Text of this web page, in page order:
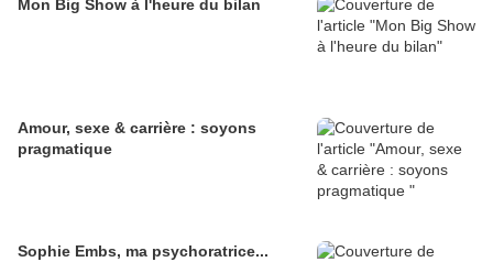
Mon Big Show à l'heure du bilan
Amour, sexe & carrière : soyons
pragmatique
Sophie Embs, ma psychoratrice...